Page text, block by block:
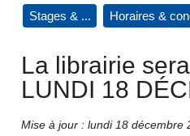
Stages & ... Horaires &
La librairie
LUNDI 18
Mise à jour : lundi 18 décembre